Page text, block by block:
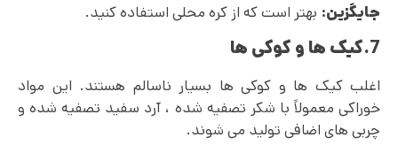
جایگزین: بهتر است که از کره محلی استفاده کنید.
7.کیک ها و کوکی ها
اغلب کیک ها و کوکی ها بسیار ناسالم هستند. این مواد
خوراکی معمولاً با شکر تصفیه شده ، آرد سفید تصفیه شده و
چربی های اضافی تولید می شوند.